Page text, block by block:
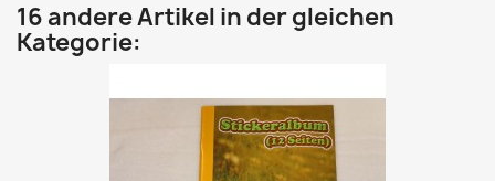
16 andere Artikel in der gleichen
Kategorie: